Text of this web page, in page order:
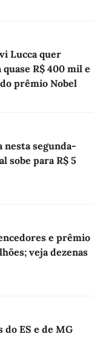
Lucca quer
R$ 400 mil e
prêmio Nobel
nesta segunda-
sobe para R$ 5
e prêmio
veja dezenas
do ES e de MG